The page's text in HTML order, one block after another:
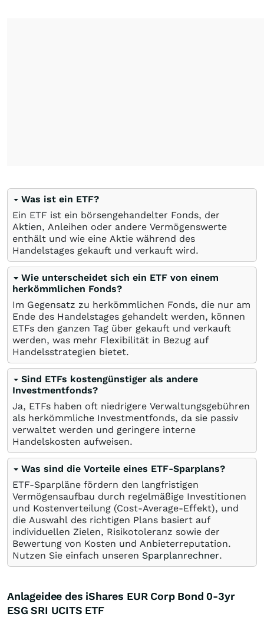
Was ist ein ETF?
Ein ETF ist ein börsengehandelter Fonds, der
Aktien, Anleihen oder andere Vermögenswerte
enthält und wie eine Aktie während des
Handelstages gekauft und verkauft wird.
Wie unterscheidet sich ein ETF von einem
herkömmlichen Fonds?
Im Gegensatz zu herkömmlichen Fonds, die nur am
Ende des Handelstages gehandelt werden, können
ETFs den ganzen Tag über gekauft und verkauft
werden, was mehr Flexibilität in Bezug auf
Handelsstrategien bietet.
Sind ETFs kostengünstiger als andere
Investmentfonds?
Ja, ETFs haben oft niedrigere Verwaltungsgebühren
als herkömmliche Investmentfonds, da sie passiv
verwaltet werden und geringere interne
Handelskosten aufweisen.
Was sind die Vorteile eines ETF-Sparplans?
ETF-Sparpläne fördern den langfristigen
Vermögensaufbau durch regelmäßige Investitionen
und Kostenverteilung (Cost-Average-Effekt), und
die Auswahl des richtigen Plans basiert auf
individuellen Zielen, Risikotoleranz sowie der
Bewertung von Kosten und Anbieterreputation.
Nutzen Sie einfach unseren Sparplanrechner.
Anlageidee des iShares EUR Corp Bond 0-3yr
ESG SRI UCITS ETF